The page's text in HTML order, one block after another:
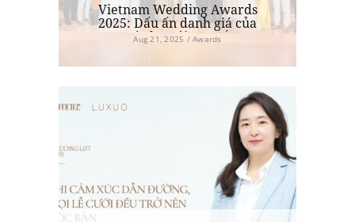
Vietnam Wedding Awards
2025: Dấu ấn danh giá của
ngành cưới cao cấp
Aug 21, 2025 / Awards